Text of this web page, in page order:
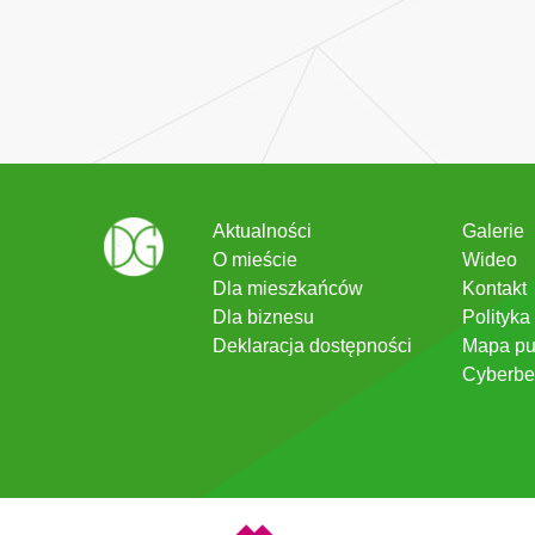
Aktualności
O mieście
Dla mieszkańców
Dla biznesu
Deklaracja dostępności
Galerie
Wideo
Kontakt
Mapa